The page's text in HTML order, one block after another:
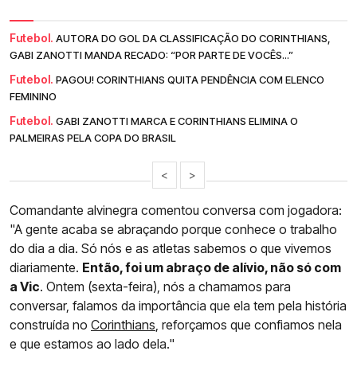
Futebol. AUTORA DO GOL DA CLASSIFICAÇÃO DO CORINTHIANS,
GABI ZANOTTI MANDA RECADO: “POR PARTE DE VOCÊS...”
Futebol. PAGOU! CORINTHIANS QUITA PENDÊNCIA COM ELENCO
FEMININO
Futebol. GABI ZANOTTI MARCA E CORINTHIANS ELIMINA O
PALMEIRAS PELA COPA DO BRASIL
< >
Comandante alvinegra comentou conversa com jogadora:
"A gente acaba se abraçando porque conhece o trabalho
do dia a dia. Só nós e as atletas sabemos o que vivemos
diariamente. Então, foi um abraço de alívio, não só com
a Vic. Ontem (sexta-feira), nós a chamamos para
conversar, falamos da importância que ela tem pela história
construída no Corinthians , reforçamos que confiamos nela
e que estamos ao lado dela."